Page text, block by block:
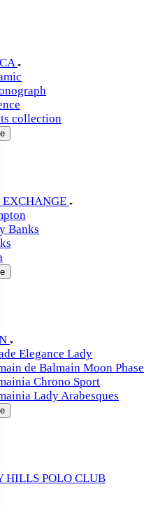
collection
Banks
Elegance Lady
de Balmain Moon Phase
Chrono Sport
Lady Arabesques
HILLS POLO CLUB